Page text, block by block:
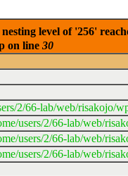
level of '256'
on line 30
2/66-lab/web/risakojo/
users/2/66-lab/web/
users/2/66-lab/web/
users/2/66-lab/web/